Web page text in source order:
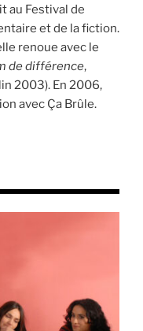
au Festival de
et de la fiction.
renoue avec le
de différence,
2003). En 2006,
avec Ça Brûle.